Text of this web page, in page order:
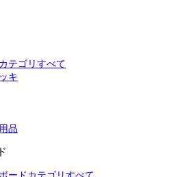
テゴリすべて
キ
品